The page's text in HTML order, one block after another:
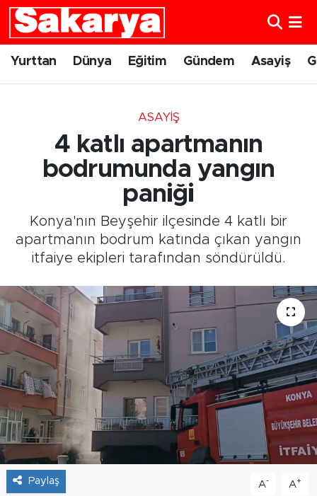
Yurttan Dünya Eğitim Gündem Asayiş
ASAYIŞ
4 katlı apartmanın
bodrumunda yangın
paniği
Konya'nın Beyşehir ilçesinde 4 katlı bir
apartmanın bodrum katında çıkan yangın
itfaiye ekipleri tarafından söndürüldü.
Paylaş A- A+
Yurttan
Gündem
Spor
Kültür Sanat
Tarihçe
Resmi İlanlar
Söyleşi
Foto Şaka
Teknoloji
Eskişehir Nöbetçi Eczaneler
Eskişehir Namaz Vakitleri
Eskişehir Trafik Yoğunluk Haritası
Süper Lig Puan Durumu ve Fikstür
Tüm Manşetler
Haber Arşivi